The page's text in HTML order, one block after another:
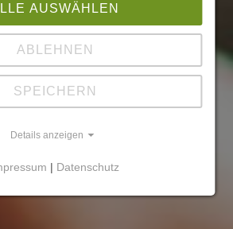
AUSWÄHLEN
ABLEHNEN
SPEICHERN
Details anzeigen
| Datenschutz